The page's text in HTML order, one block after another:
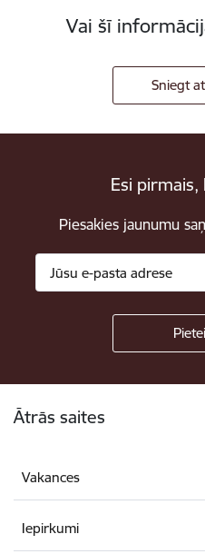
Vai šī
Sniegt
Esi
Piesakies jaunumu
Ātrās saites
Vakances
Iepirkumi